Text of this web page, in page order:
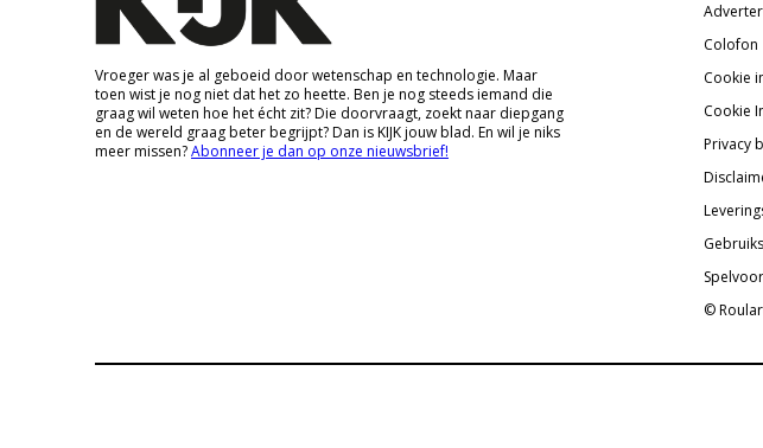
Vroeger was je al geboeid door wetenschap en technologie. Maar
toen wist je nog niet dat het zo heette. Ben je nog steeds iemand die
graag wil weten hoe het écht zit? Die doorvraagt, zoekt naar diepgang
en de wereld graag beter begrijpt? Dan is KIJK jouw blad. En wil je niks
meer missen?Abonneer je dan op onze nieuwsbrief!
Colofon
Cookie
Cookie
Privacy
©